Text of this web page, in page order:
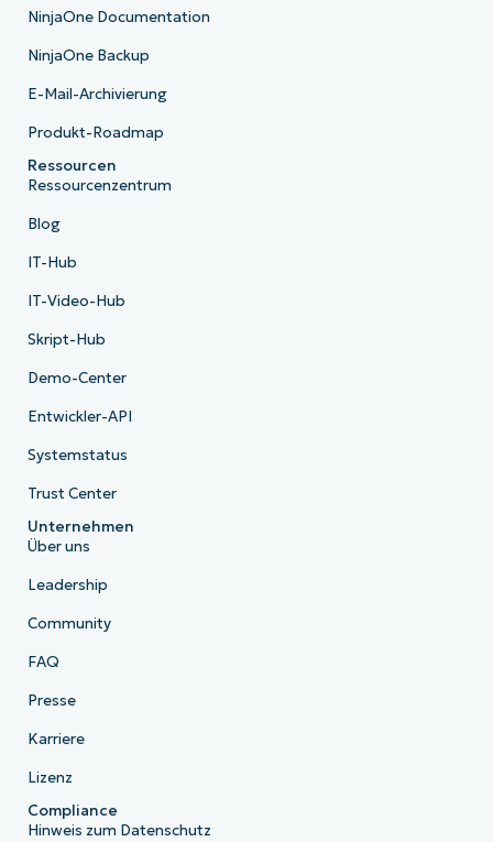
NinjaOne Documentation
NinjaOne Backup
E-Mail-Archivierung
Produkt-Roadmap
Ressourcen
Ressourcenzentrum
Blog
IT-Hub
IT-Video-Hub
Skript-Hub
Demo-Center
Entwickler-API
Systemstatus
Trust Center
Unternehmen
Über uns
Leadership
Community
FAQ
Presse
Karriere
Lizenz
Compliance
Hinweis zum Datenschutz